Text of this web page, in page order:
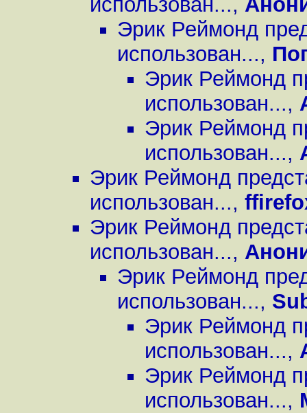
Эрик Реймонд
использован...,
Эрик Реймонд
использован...,
Эрик Реймонд
использован...,
Эрик Реймонд
использован...,
Эрик Реймонд
использован...,
Эрик Реймонд
использован...,
Эрик Реймонд
использован...,
Эрик Реймонд
использован...,